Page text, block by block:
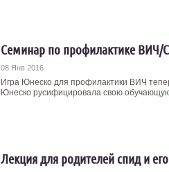
Семинар по профилактике ВИЧ/
08 Янв 2016
Игра Юнеско для профилактики ВИЧ
Юнеско русифицировала свою
Лекция для родителей спид и